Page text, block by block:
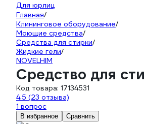
Для юрлиц
Главная/
Клининговое оборудование/
Моющие средства/
Средства для стирки/
Жидкие гели/
NOVELHIM
Средство для
Код товара: 17134531
4.5 (23 отзыва)
1 вопрос
В избранное Сравнить